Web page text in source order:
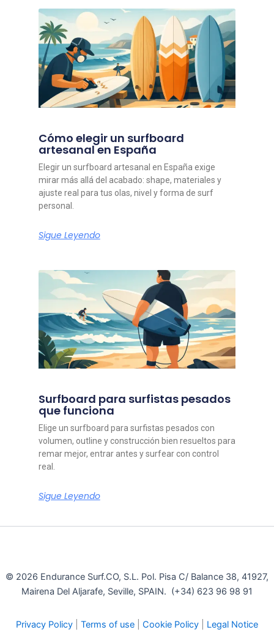
Cómo elegir un surfboard
artesanal en España
Elegir un surfboard artesanal en España exige
mirar más allá del acabado: shape, materiales y
ajuste real para tus olas, nivel y forma de surf
personal.
Sigue Leyendo
Surfboard para surfistas pesados
que funciona
Elige un surfboard para surfistas pesados con
volumen, outline y construcción bien resueltos para
remar mejor, entrar antes y surfear con control
real.
Sigue Leyendo
© 2026 Endurance Surf.CO, S.L. Pol. Pisa C/ Balance 38, 41927,
Mairena Del Aljarafe, Seville, SPAIN. (+34) 623 96 98 91
Privacy Policy Terms of use Cookie Policy Legal Notice